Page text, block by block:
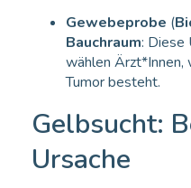
Gewebeprobe (
Bauchraum: Diese
wählen Ärzt*Innen,
Tumor besteht.
Gelbsucht:
Ursache